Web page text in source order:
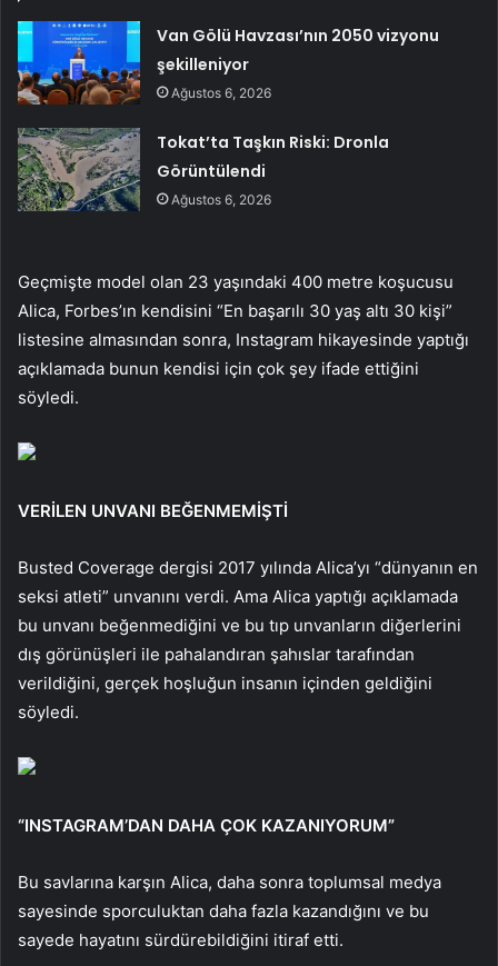
Van Gölü Havzası’nın 2050 vizyonu
şekilleniyor
Ağustos 6, 2026
Tokat’ta Taşkın Riski: Dronla
Görüntülendi
Ağustos 6, 2026
Geçmişte model olan 23 yaşındaki 400 metre koşucusu
Alica, Forbes’ın kendisini “En başarılı 30 yaş altı 30 kişi”
listesine almasından sonra, Instagram hikayesinde yaptığı
açıklamada bunun kendisi için çok şey ifade ettiğini
söyledi.
VERİLEN UNVANI BEĞENMEMİŞTİ
Busted Coverage dergisi 2017 yılında Alica’yı “dünyanın en
seksi atleti” unvanını verdi. Ama Alica yaptığı açıklamada
bu unvanı beğenmediğini ve bu tıp unvanların diğerlerini
dış görünüşleri ile pahalandıran şahıslar tarafından
verildiğini, gerçek hoşluğun insanın içinden geldiğini
söyledi.
“INSTAGRAM’DAN DAHA ÇOK KAZANIYORUM”
Bu savlarına karşın Alica, daha sonra toplumsal medya
sayesinde sporculuktan daha fazla kazandığını ve bu
sayede hayatını sürdürebildiğini itiraf etti.